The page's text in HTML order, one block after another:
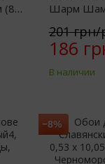
Шарм
201 грн/
186
В наличии
−8%